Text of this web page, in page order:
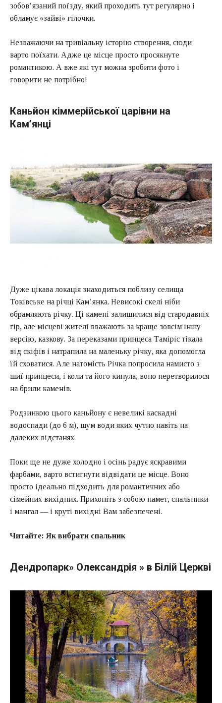
зобов’язаний поїзду, який проходить тут регулярно і
обламує «зайві» гілочки.
Незважаючи на тривіальну історію створення, сюди
варто поїхати. Адже це місце просто просякнуте
романтикою. А вже які тут можна зробити фото і
говорити не потрібно!
Каньйон кіммерійської царівни на
Кам’янці
Дуже цікава локація знаходиться поблизу селища
Токівське на річці Кам’янка. Невисокі скелі ніби
обрамляють річку. Ці камені залишилися від стародавніх
гір, але місцеві жителі вважають за краще зовсім іншу
версію, казкову. За переказами принцеса Таміріс тікала
від скіфів і натрапила на маленьку річку, яка допомогла
їй сховатися. Але натомість Річка попросила намисто з
шиї принцеси, і коли та його кинула, воно перетворилося
на брили каменів.
Родзинкою цього каньйону є невеликі каскадні
водоспади (до 6 м), шум води яких чутно навіть на
далеких відстанях.
Поки ще не дуже холодно і осінь радує яскравими
фарбами, варто встигнути відвідати це місце. Воно
просто ідеально підходить для романтичних або
сімейних вихідних. Прихопіть з собою намет, спальники
і мангал — і круті вихідні Вам забезпечені.
Читайте: Як вибрати спальник
Дендропарк» Олександрія » в Білій Церкві